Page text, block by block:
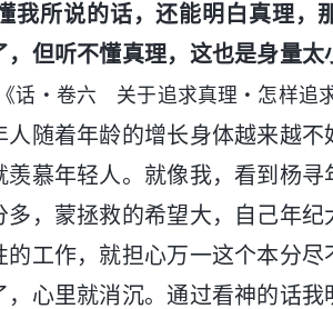
我所说的话，还能明白真理，
但听不懂真理，这也是身量
《话・卷六 关于追求真理・怎样追
随着年龄的增长身体越来越
慕年轻人。就像我，看到杨
，蒙拯救的希望大，自己年
工作，就担心万一这个本分
心里就消沉。通过看神的话